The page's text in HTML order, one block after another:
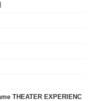
THEATER EXPERIENC